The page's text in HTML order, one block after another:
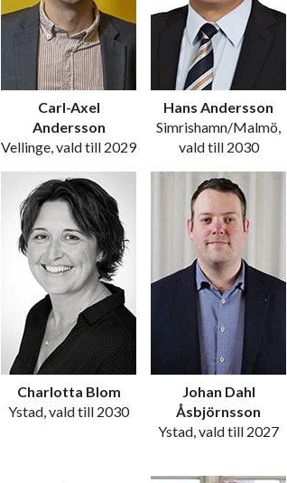
Carl-Axel
Andersson
Vellinge, vald till 2029
Hans Andersson
Simrishamn/Malmö,
vald till 2030
Charlotta Blom
Ystad, vald till 2030
Johan Dahl
Åsbjörnsson
Ystad, vald till 2027